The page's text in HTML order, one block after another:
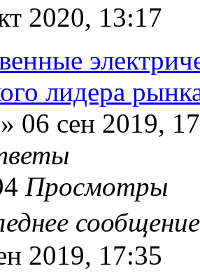
2020, 13:17
лидера
» 06 сен 2019,
Просмотры
2019, 17:35